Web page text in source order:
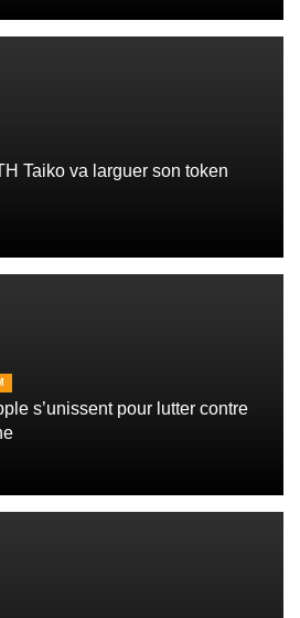
Taiko va larguer son token
s’unissent pour lutter contre